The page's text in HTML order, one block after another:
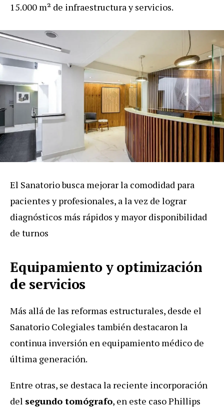
15.000 m² de infraestructura y servicios.
El Sanatorio busca mejorar la comodidad para
pacientes y profesionales, a la vez de lograr
diagnósticos más rápidos y mayor disponibilidad
de turnos
Equipamiento y optimización
de servicios
Más allá de las reformas estructurales, desde el
Sanatorio Colegiales también destacaron la
continua inversión en equipamiento médico de
última generación.
Entre otras, se destaca la reciente incorporación
del segundo tomógrafo, en este caso Phillips